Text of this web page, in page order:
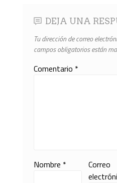
DEJA UNA
Tu dirección de correo
campos obligatorios están
Comentario *
Nombre *
Correo